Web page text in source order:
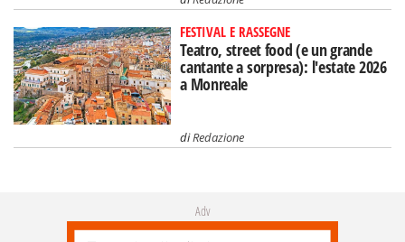
FESTIVAL E RASSEGNE
Teatro, street food (e un grande
cantante a sorpresa): l'estate 2026
a Monreale
diRedazione
Adv